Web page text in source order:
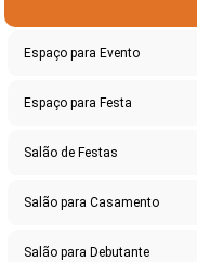
Espaço para Evento
Espaço para Festa
Salão de Festas
Salão para Casamento
Salão para Debutante